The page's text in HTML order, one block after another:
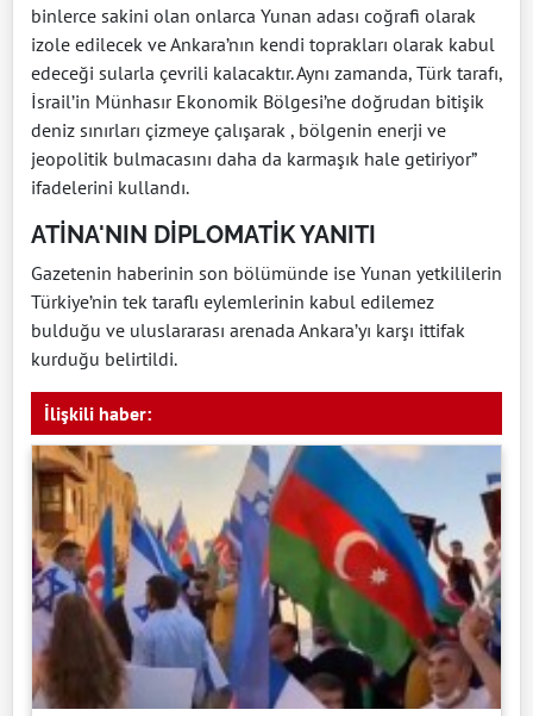
binlerce sakini olan onlarca Yunan adası coğrafi olarak
izole edilecek ve Ankara’nın kendi toprakları olarak kabul
edeceği sularla çevrili kalacaktır. Aynı zamanda, Türk tarafı,
İsrail’in Münhasır Ekonomik Bölgesi’ne doğrudan bitişik
deniz sınırları çizmeye çalışarak , bölgenin enerji ve
jeopolitik bulmacasını daha da karmaşık hale getiriyor”
ifadelerini kullandı.
ATİNA'NIN DİPLOMATİK YANITI
Gazetenin haberinin son bölümünde ise Yunan yetkililerin
Türkiye’nin tek taraflı eylemlerinin kabul edilemez
bulduğu ve uluslararası arenada Ankara’yı karşı ittifak
kurduğu belirtildi.
İlişkili haber: